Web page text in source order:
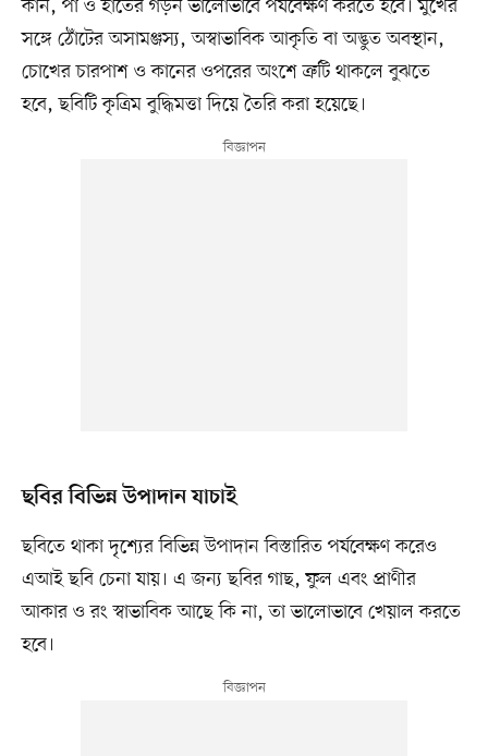
কান, পা ও হাতের গড়ন ভালোভাবে পর্যবেক্ষণ করতে হবে। মুখের
সঙ্গে ঠোঁটের অসামঞ্জস্য, অস্বাভাবিক আকৃতি বা অদ্ভুত অবস্থান,
চোখের চারপাশ ও কানের ওপরের অংশে ত্রুটি থাকলে বুঝতে
হবে, ছবিটি কৃত্রিম বুদ্ধিমত্তা দিয়ে তৈরি করা হয়েছে।
ছবির বিভিন্ন উপাদান যাচাই
ছবিতে থাকা দৃশ্যের বিভিন্ন উপাদান বিস্তারিত পর্যবেক্ষণ করেও
এআই ছবি চেনা যায়। এ জন্য ছবির গাছ, ফুল এবং প্রাণীর
আকার ও রং স্বাভাবিক আছে কি না, তা ভালোভাবে খেয়াল করতে
হবে।